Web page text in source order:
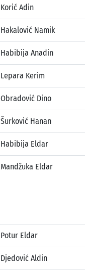
Korić Adin
Hakalović Namik
Habibija Anadin
Lepara Kerim
Obradović Dino
Šurković Hanan
Habibija Eldar
Mandžuka Eldar
Potur Eldar
Djedović Aldin